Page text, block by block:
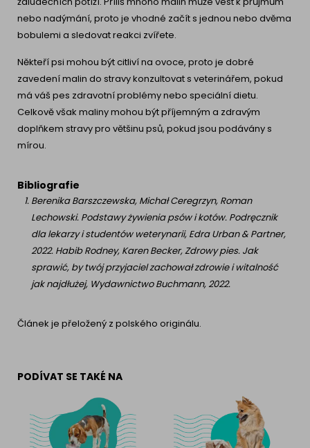
nebo nadýmání, proto je vhodné začít s jednou nebo dvěma
bobulemi a sledovat reakci zvířete.
Někteří psi mohou být citliví na ovoce, proto je dobré
zavedení malin do stravy konzultovat s veterinářem, pokud
má váš pes zdravotní problémy nebo speciální dietu.
Celkově však maliny mohou být příjemným a zdravým
doplňkem stravy pro většinu psů, pokud jsou podávány s
mírou.
Bibliografie
Berenika Barszczewska, Michał Ceregrzyn, Roman
Lechowski. Podstawy żywienia psów i kotów. Podręcznik
dla lekarzy i studentów weterynarii, Edra Urban & Partner,
2022. Habib Rodney, Karen Becker, Zdrowy pies. Jak
sprawić, by twój przyjaciel zachował zdrowie i witalność
jak najdłużej, Wydawnictwo Buchmann, 2022.
Článek je přeložený z polského originálu.
PODÍVAT SE TAKÉ NA